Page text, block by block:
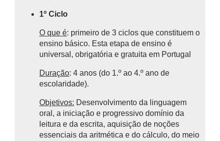
1º Ciclo
O que é: primeiro de 3 ciclos que constituem o
ensino básico. Esta etapa de ensino é
universal, obrigatória e gratuita em Portugal
Duração: 4 anos (do 1.º ao 4.º ano de
escolaridade).
Objetivos: Desenvolvimento da linguagem
oral, a iniciação e progressivo domínio da
leitura e da escrita, aquisição de noções
essenciais da aritmética e do cálculo, do meio